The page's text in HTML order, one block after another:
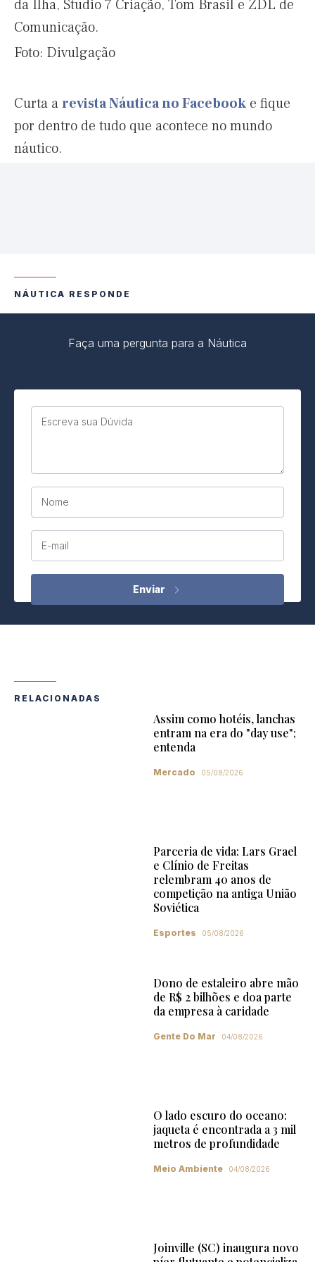
da Ilha, Studio 7 Criação, Tom Brasil e ZDL de
Comunicação.
Foto: Divulgação
Curta arevista Náutica no Facebook e fique
por dentro de tudo que acontece no mundo
náutico.
NÁUTICA RESPONDE
Faça uma pergunta para a Náutica
Escreva sua Dúvida
Nome
E-mail
RELACIONADAS
Assim como hotéis, lanchas
entram na era do "day use";
entenda
Mercado 05/08/2026
Parceria de vida: Lars Grael
e Clínio de Freitas
relembram 40 anos de
competição na antiga União
Soviética
Esportes 05/08/2026
Dono de estaleiro abre mão
de R$ 2 bilhões e doa parte
da empresa à caridade
Gente Do Mar 04/08/2026
O lado escuro do oceano:
jaqueta é encontrada a 3 mil
metros de profundidade
Meio Ambiente 04/08/2026
Joinville (SC) inaugura novo